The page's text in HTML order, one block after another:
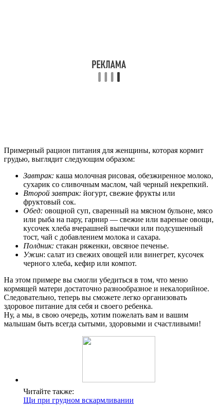
Примерный рацион питания для женщины, которая кормит
грудью, выглядит следующим образом:
Завтрак: каша молочная рисовая, обезжиренное молоко,
сухарик со сливочным маслом, чай черный некрепкий.
Второй завтрак: йогурт, свежие фрукты или
фруктовый сок.
Обед: овощной суп, сваренный на мясном бульоне, мясо
или рыба на пару, гарнир — свежие или вареные овощи,
кусочек хлеба вчерашней выпечки или подсушенный
тост, чай с добавлением молока и сахара.
Полдник: стакан ряженки, овсяное печенье.
Ужин: салат из свежих овощей или винегрет, кусочек
черного хлеба, кефир или компот.
На этом примере вы смогли убедиться в том, что меню
кормящей матери достаточно разнообразное и некалорийное.
Следовательно, теперь вы сможете легко организовать
здоровое питание для себя и своего ребенка.
Ну, а мы, в свою очередь, хотим пожелать вам и вашим
малышам быть всегда сытыми, здоровыми и счастливыми!
Читайте также:
Щи при грудном вскармливании